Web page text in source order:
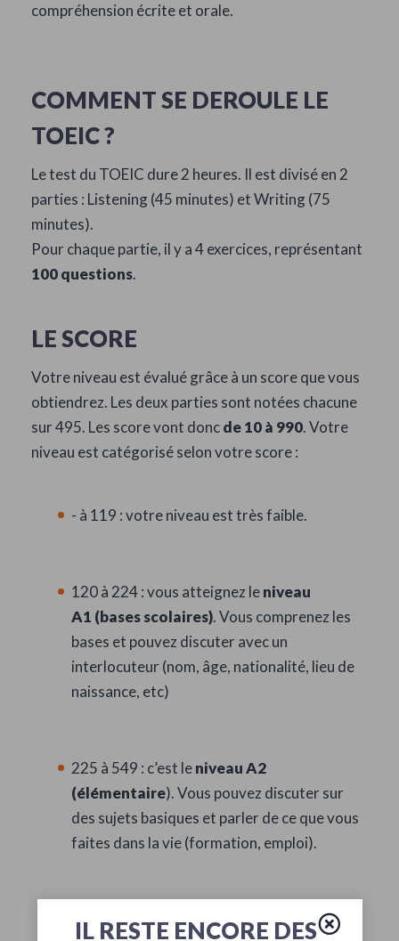
compréhension écrite et orale.
COMMENT SE DEROULE LE
TOEIC ?
Le test du TOEIC dure 2 heures. Il est divisé en 2
parties : Listening (45 minutes) et Writing (75
minutes).
Pour chaque partie, il y a 4 exercices, représentant
100 questions.
LE SCORE
Votre niveau est évalué grâce à un score que vous
obtiendrez. Les deux parties sont notées chacune
sur 495. Les score vont doncde 10 à 990. Votre
niveau est catégorisé selon votre score :
- à 119 : votre niveau est très faible.
120 à 224 : vous atteignez leniveau
A1 (bases scolaires). Vous comprenez les
bases et pouvez discuter avec un
interlocuteur (nom, âge, nationalité, lieu de
naissance, etc)
225 à 549 : c’est leniveau A2
(élémentaire). Vous pouvez discuter sur
des sujets basiques et parler de ce que vous
faites dans la vie (formation, emploi).
550 à 584 :niveau B1 (intermédiaire).
IL RESTE ENCORE DES